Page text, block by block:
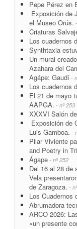
Pepe Pérez en
Exposición de
el Museo Orús.
Criaturas
Los cuadernos
Synthtaxia
Un mural
Azahara del
Agápe: Gaudí -
Los cuadernos
El 21 de mayo
AAPGA. - nº 253
XXXVI Salón
Exposición de
Luis Gamboa. -
Pilar Viviente
and Poetry in
Ágape - nº 252
Del 16 al 28 de
Vela
de Zaragoza. -
Los Cuadernos
Abrumadora
ARCO 2026:
«un presente